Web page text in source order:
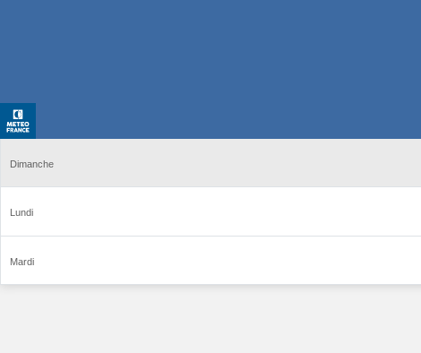
Dimanche
Lundi
Mardi